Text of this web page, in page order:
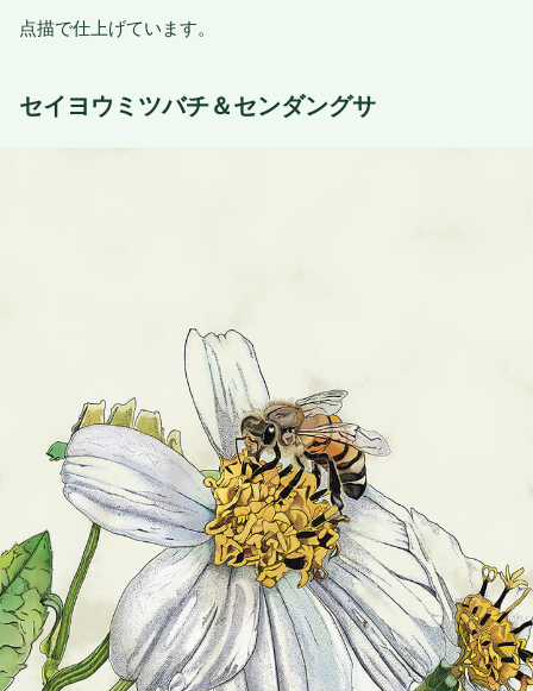
点描で仕上げています。
セイヨウミツバチ＆センダングサ